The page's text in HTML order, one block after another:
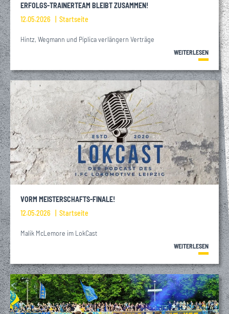
ERFOLGS-TRAINERTEAM BLEIBT ZUSAMMEN!
12.05.2026
Startseite
Hintz, Wegmann und Piplica verlängern Verträge
WEITERLESEN
VORM MEISTERSCHAFTS-FINALE!
12.05.2026
Startseite
Malik McLemore im LokCast
WEITERLESEN